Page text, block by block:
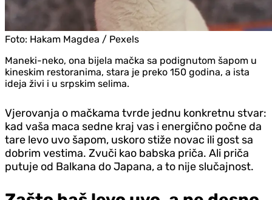
Foto: Hakam Magdea / Pexels
Maneki-neko, ona bijela mačka sa podignutom šapom u
kineskim restoranima, stara je preko 150 godina, a ista
ideja živi i u srpskim selima.
Vjerovanja o mačkama tvrde jednu konkretnu stvar:
kad vaša maca sedne kraj vas i energično počne da
tare levo uvo šapom, uskoro stiže novac ili gost sa
dobrim vestima. Zvuči kao babska priča. Ali priča
putuje od Balkana do Japana, a to nije slučajnost.